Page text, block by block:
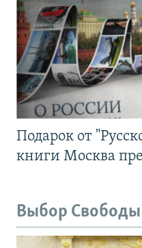
Подарок от
книги Москва
Выбор Свободы